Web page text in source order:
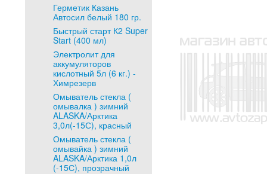
Герметик Казань
Автосил белый 180 гр.
Быстрый старт К2 Super
Start (400 мл)
Электролит для
аккумуляторов
кислотный 5л (6 кг.) -
Химрезерв
Омыватель стекла (
омывалка ) зимний
ALASKA/Арктика
3,0л(-15С), красный
Омыватель стекла (
омывайка ) зимний
ALASKA/Арктика 1,0л
(-15С), прозрачный